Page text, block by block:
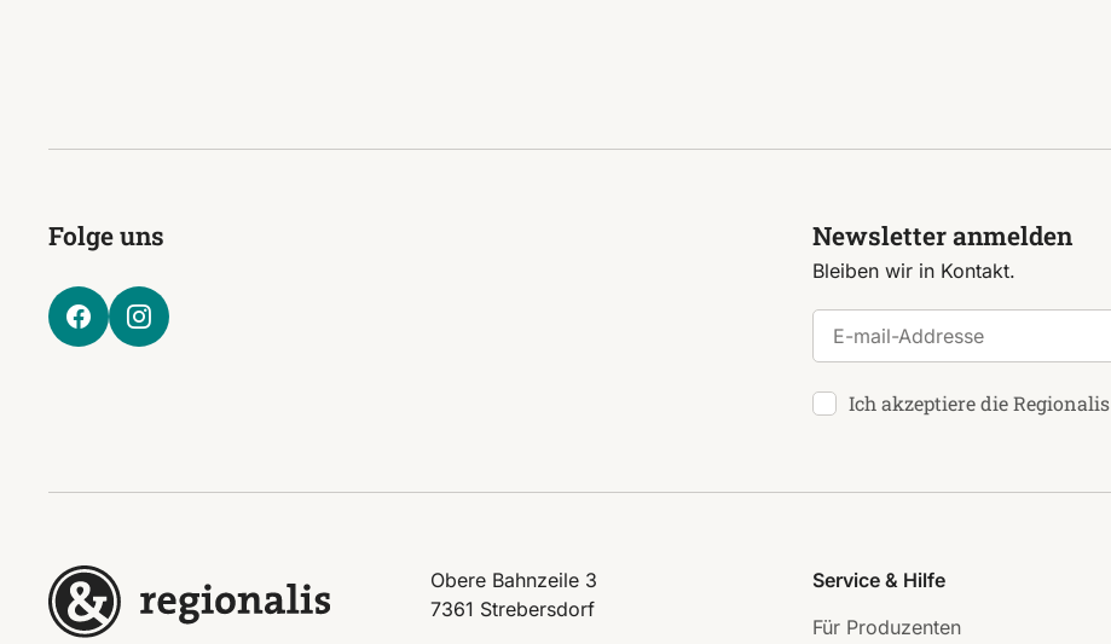
Folge uns Newsletter anmelden
Bleiben wir in Kontakt.
E-mail-Addresse
Ich akzeptiere die Regionalis
Obere Bahnzeile 3
7361 Strebersdorf
Service & Hilfe
Für Produzenten